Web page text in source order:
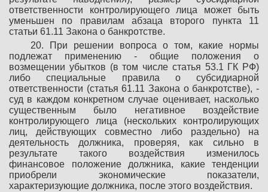
ответственности контролирующего лица может быть
уменьшен по правилам абзаца второго пункта 11
статьи 61.11 Закона о банкротстве.
20. При решении вопроса о том, какие нормы
подлежат применению - общие положения о
возмещении убытков (в том числе статья 53.1 ГК РФ)
либо специальные правила о субсидиарной
ответственности (статья 61.11 Закона о банкротстве), -
суд в каждом конкретном случае оценивает, насколько
существенным было негативное воздействие
контролирующего лица (нескольких контролирующих
лиц, действующих совместно либо раздельно) на
деятельность должника, проверяя, как сильно в
результате такого воздействия изменилось
финансовое положение должника, какие тенденции
приобрели экономические показатели,
характеризующие должника, после этого воздействия.